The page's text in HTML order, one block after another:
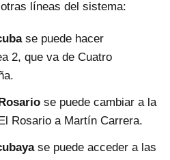
líneas del sistema:
se puede hacer
2, que va de Cuatro
se puede cambiar a la
Rosario a Martín Carrera.
se puede acceder a las